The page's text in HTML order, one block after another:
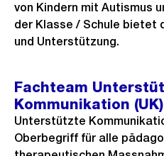
von Kindern mit Autismus
der Klasse / Schule bietet
und Unterstützung.
Fachteam
Kommunikation (UK)
Unterstützte
Oberbegriff für alle